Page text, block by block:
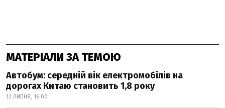
МАТЕРІАЛИ ЗА ТЕМОЮ
Автобум: середній вік електромобілів на
дорогах Китаю становить 1,8 року
12 ЛИПНЯ, 16:00